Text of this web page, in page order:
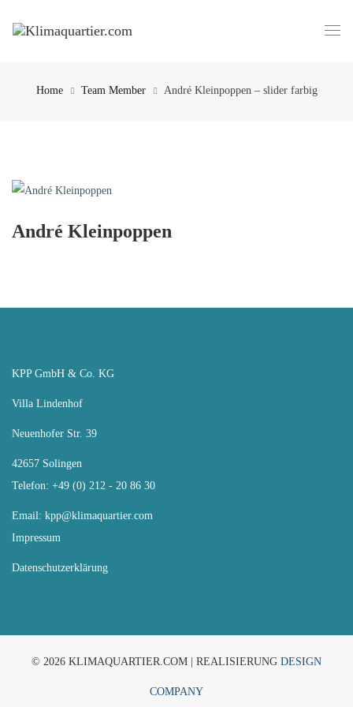
Home Team Member André Kleinpoppen – slider farbig
André Kleinpoppen
KPP GmbH & Co. KG
Villa Lindenhof
Neuenhofer Str. 39
42657 Solingen
Telefon: +49 (0) 212 - 20 86 30
Email: kpp@klimaquartier.com
Impressum
Datenschutzerklärung
© 2026 KLIMAQUARTIER.COM | REALISIERUNG DESIGN
COMPANY